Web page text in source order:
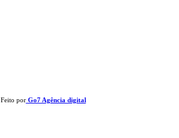
Feito porGo7 Agência digital